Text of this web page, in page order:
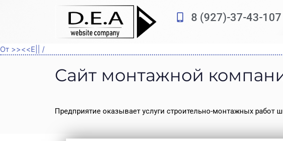
8 (927)-37-43-107
От >><<E|| /
Сайт монтажной
Предприятие оказывает услуги строительно-монтажных работ